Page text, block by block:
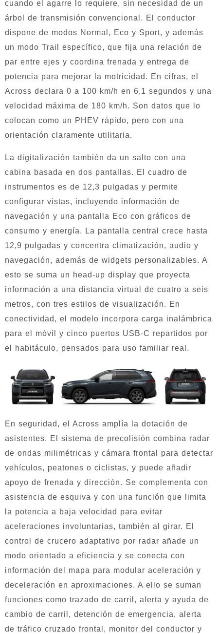
cuando el agarre lo requiere, sin necesidad de un
árbol de transmisión convencional. El conductor
dispone de modos Normal, Eco y Sport, y además
un modo Trail específico, que fija una relación de
par entre ejes y coordina frenada y entrega de
potencia para mejorar la motricidad. En cifras, el
Across declara 0 a 100 km/h en 6,1 segundos y una
velocidad máxima de 180 km/h. Son datos que lo
colocan como un PHEV rápido, pero con una
orientación claramente utilitaria.
La digitalización también da un salto con una
cabina basada en dos pantallas. El cuadro de
instrumentos es de 12,3 pulgadas y permite
configurar vistas, incluyendo información de
navegación y una pantalla Eco con gráficos de
consumo y energía. La pantalla central crece hasta
12,9 pulgadas y concentra climatización, audio y
navegación, además de widgets personalizables. A
esto se suma un head-up display que proyecta
información a una distancia virtual de cuatro a seis
metros, con tres estilos de visualización. En
conectividad, el modelo incorpora carga inalámbrica
para el móvil y cinco puertos USB-C repartidos por
el habitáculo, pensados para uso familiar real.
En seguridad, el Across amplía la dotación de
asistentes. El sistema de precolisión combina radar
de ondas milimétricas y cámara frontal para detectar
vehículos, peatones o ciclistas, y puede añadir
apoyo de frenada y dirección. Se complementa con
asistencia de esquiva y con una función que limita
la potencia a baja velocidad para evitar
aceleraciones involuntarias, también al girar. El
control de crucero adaptativo por radar añade un
modo orientado a eficiencia y se conecta con
información del mapa para modular aceleración y
deceleración en aproximaciones. A ello se suman
funciones como trazado de carril, alerta y ayuda de
cambio de carril, detención de emergencia, alerta
de tráfico cruzado frontal, monitor del conductor y